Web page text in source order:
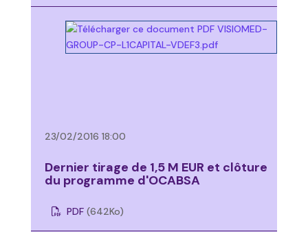
23/02/2016 18:00
Dernier tirage de 1,5 M EUR et clôture
du programme d'OCABSA
PDF (642Ko)